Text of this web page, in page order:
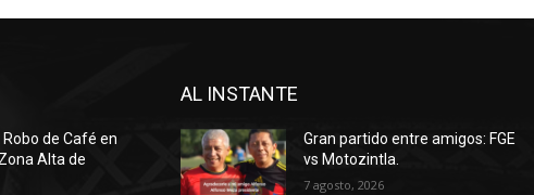
de Café en
Alta de
AL INSTANTE
Gran partido entre amigos: FGE
vs Motozintla.
7 agosto, 2026